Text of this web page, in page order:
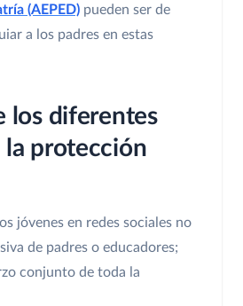
(AEPED) pueden ser de
a los padres en estas
los diferentes
la protección
jóvenes en redes sociales no
de padres o educadores;
conjunto de toda la